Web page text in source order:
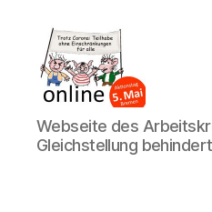
AK
Bremer
Protest
Webseite des
Gleichstellung